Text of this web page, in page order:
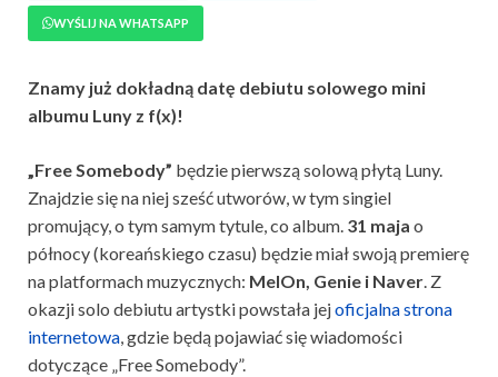
WYŚLIJ NA WHATSAPP
Znamy już dokładną datę debiutu solowego mini
albumu Luny z f(x)!
„Free Somebody” będzie pierwszą solową płytą Luny.
Znajdzie się na niej sześć utworów, w tym singiel
promujący, o tym samym tytule, co album. 31 maja o
północy (koreańskiego czasu) będzie miał swoją premierę
na platformach muzycznych: MelOn, Genie i Naver. Z
okazji solo debiutu artystki powstała jejoficjalna strona
internetowa, gdzie będą pojawiać się wiadomości
dotyczące „Free Somebody”.